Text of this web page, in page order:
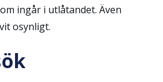
ingår i utlåtandet. Även
osynligt.